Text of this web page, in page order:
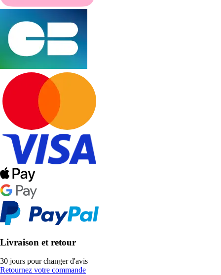
Livraison et retour
30 jours pour changer d'avis
Retournez votre commande